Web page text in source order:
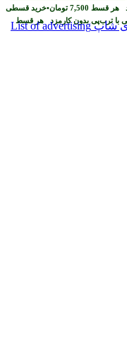
هر قسط 7,500 تومان•خرید قسطی
با ترب‌پی بدون کارمزد هر قسط